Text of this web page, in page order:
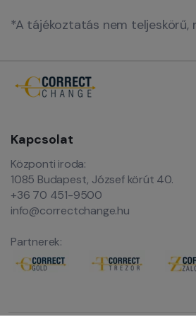
*A tájékoztatás nem
Kapcsolat
Központi iroda:
1085 Budapest, József körút 40.
+36 70 451-9500
info@correctchange.hu
Partnerek: